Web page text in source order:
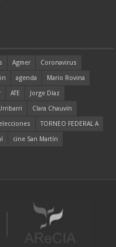
Agmer
Coronavirus
agenda
Mario Rovina
ATE
Jorge Díaz
Clara Chauvín
elecciones
TORNEO FEDERAL A
cine San Martín